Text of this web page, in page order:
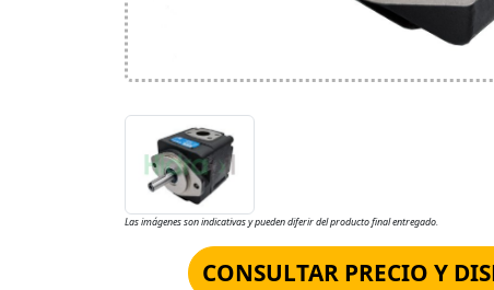
Las imágenes son indicativas y pueden diferir del producto final entregado.
CONSULTAR PRECIO Y